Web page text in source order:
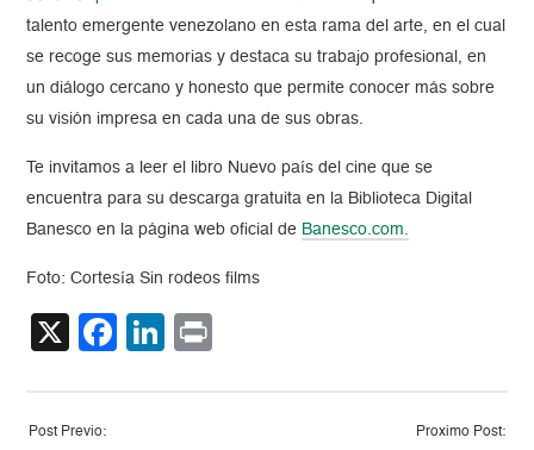
talento emergente venezolano en esta rama del arte, en el cual
se recoge sus memorias y destaca su trabajo profesional, en
un diálogo cercano y honesto que permite conocer más sobre
su visión impresa en cada una de sus obras.
Te invitamos a leer el libro Nuevo país del cine que se
encuentra para su descarga gratuita en la Biblioteca Digital
Banesco en la página web oficial de Banesco.com.
Foto: Cortesía Sin rodeos films
X Facebook
LinkedIn
Post Previo: Proximo Post: